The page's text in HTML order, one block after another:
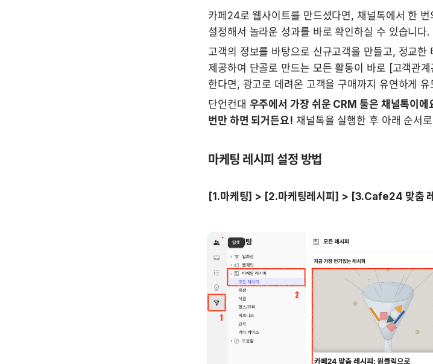
카페24로 웹사이트를 만드셨다면, 채널톡에서 한
설정해서 놀라운 성과를 바로 확인하실 수 있습니다.
고객의 정보를 바탕으로 신규고객을 만들고, 정교
제공하여 단골로 만드는 모든 활동이 바로 [고객관
한다면, 광고로 데려온 고객을 구매까지 유연하게 유
단언컨대 우주에서 가장 쉬운 CRM 툴은 채널톡이
번만 하면 되거든요!
마케팅 레시피 설정 방법
[1.마케팅] > [2.마케팅레시피] > [3.Cafe24 맞춤